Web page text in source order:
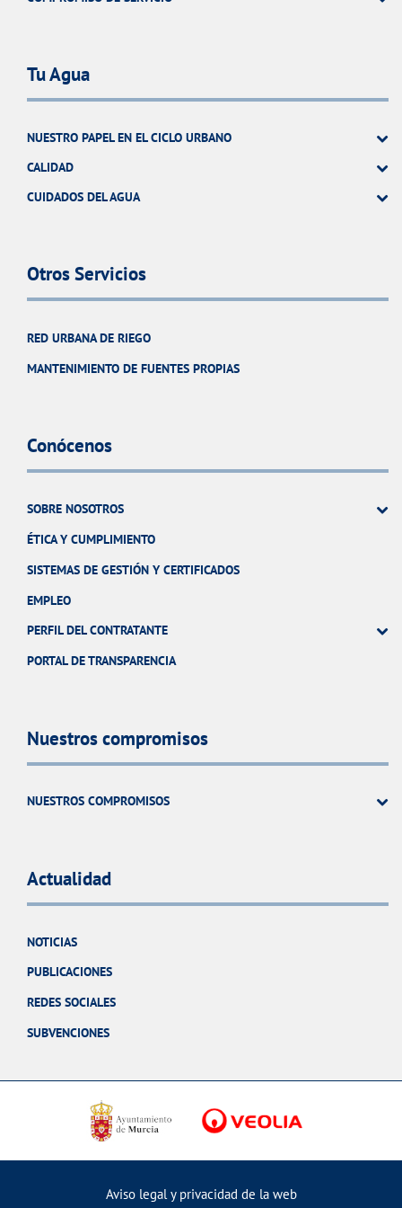
Tu Agua
NUESTRO PAPEL EN EL CICLO URBANO
CALIDAD
CUIDADOS DEL AGUA
Otros Servicios
RED URBANA DE RIEGO
MANTENIMIENTO DE FUENTES PROPIAS
Conócenos
SOBRE NOSOTROS
ÉTICA Y CUMPLIMIENTO
SISTEMAS DE GESTIÓN Y CERTIFICADOS
EMPLEO
PERFIL DEL CONTRATANTE
PORTAL DE TRANSPARENCIA
Nuestros compromisos
NUESTROS COMPROMISOS
Actualidad
NOTICIAS
PUBLICACIONES
REDES SOCIALES
SUBVENCIONES
Aviso legal y privacidad de la web